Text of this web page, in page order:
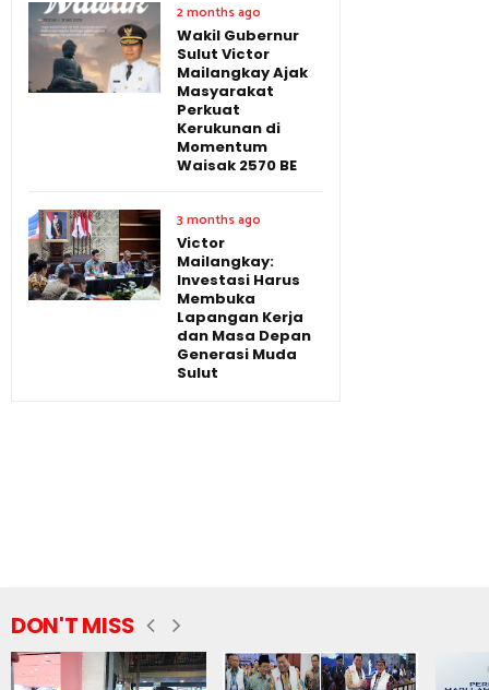
2 months ago
Wakil Gubernur
Sulut Victor
Mailangkay Ajak
Masyarakat
Perkuat
Kerukunan di
Momentum
Waisak 2570 BE
3 months ago
Victor
Mailangkay:
Investasi Harus
Membuka
Lapangan Kerja
dan Masa Depan
Generasi Muda
Sulut
DON'T MISS